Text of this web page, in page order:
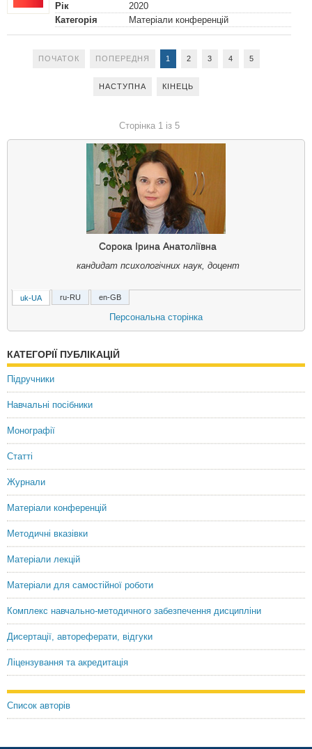
Рік
2020
Категорія
Матеріали конференцій
ПОЧАТОК ПОПЕРЕДНЯ 1 2 3 4 5
НАСТУПНА КІНЕЦЬ
Сторінка 1 із 5
Сорока Ірина Анатоліївна
кандидат психологічних наук, доцент
Сорока Ирина Анатольевна
кандидат психологических наук, доцент
Candidate of Psychological Sciences, Associate Professor
uk-UA ru-RU en-GB
Персональна сторінка
КАТЕГОРІЇ ПУБЛІКАЦІЙ
Підручники
Навчальні посібники
Монографії
Статті
Журнали
Матеріали конференцій
Методичні вказівки
Матеріали лекцій
Матеріали для самостійної роботи
Комплекс навчально-методичного забезпечення дисципліни
Дисертації, автореферати, відгуки
Ліцензування та акредитація
Список авторів